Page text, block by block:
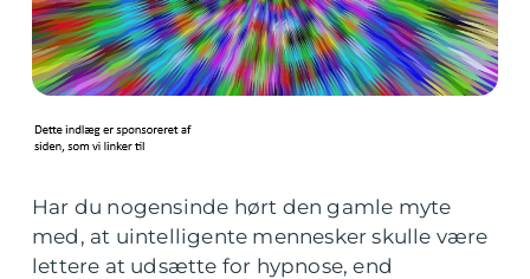
Har du nogensinde hørt den gamle myte
med, at uintelligente mennesker skulle være
lettere at udsætte for hypnose, end